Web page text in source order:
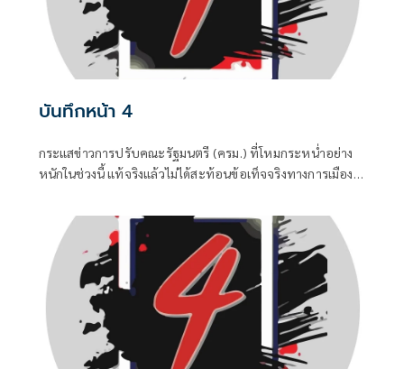
บันทึกหน้า 4
กระแสข่าวการปรับคณะรัฐมนตรี (ครม.) ที่โหมกระหน่ำอย่าง
หนักในช่วงนี้ แท้จริงแล้วไม่ได้สะท้อนข้อเท็จจริงทางการเมือง
จากสองทางหลัก คือกลุ่มคนนอกที่ไม่ชอบรัฐบาล พยายามดิส
เครดิตเพื่อสร้างความสั่นคลอน และ สส.บางกลุ่มในพรรค
สีน้ำเงินที่กระหายเก้าอี้กระทรวง